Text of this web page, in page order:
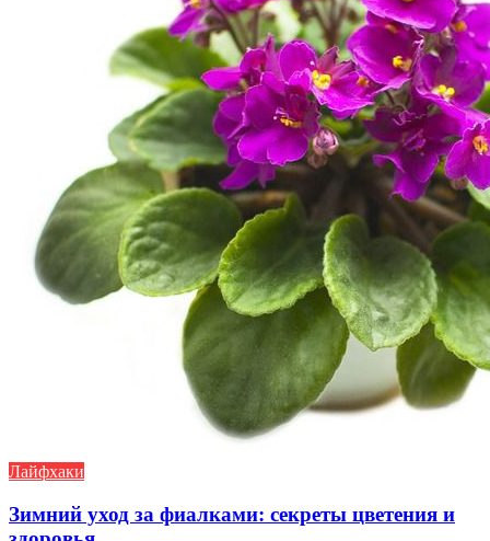
Лайфхаки
Зимний уход за фиалками: секреты цветения и